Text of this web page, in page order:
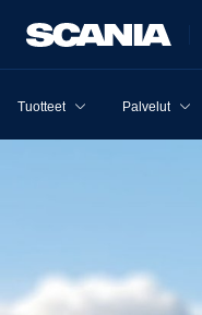
Tuotteet Palvelut